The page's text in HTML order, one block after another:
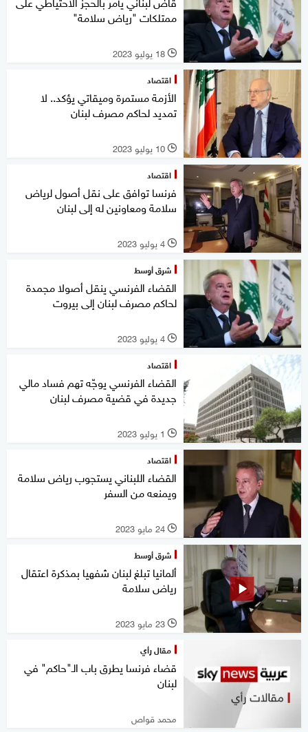
ممتلكات "رياض سلامة"
l 18 يوليو 2023
اقتصاد
الأزمة مستمرة وميقاتي يؤكد.. لا
تمديد لحاكم مصرف لبنان
l 10 يوليو 2023
اقتصاد
فرنسا توافق على نقل أصول لرياض
سلامة ومعاونين له إلى لبنان
l 4 يوليو 2023
شرق أوسط
القضاء الفرنسي ينقل أصولا مجمدة
لحاكم مصرف لبنان إلى بيروت
l 4 يوليو 2023
اقتصاد
القضاء الفرنسي يوجّه تهم فساد مالي
جديدة في قضية مصرف لبنان
l 1 يوليو 2023
اقتصاد
القضاء اللبناني يستجوب رياض سلامة
ويمنعه من السفر
l 24 مايو 2023
شرق أوسط
ألمانيا تبلغ لبنان شفهيا بمذكرة اعتقال
رياض سلامة
l 23 مايو 2023
مقال رأي
قضاء فرنسا يطرق باب الـ"حاكم" في
لبنان
محمد قواص